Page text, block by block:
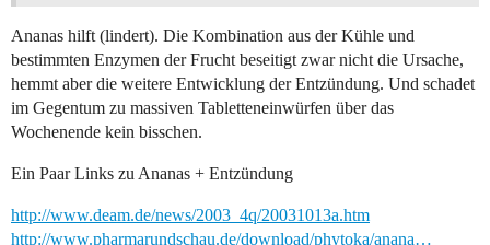
Ananas hilft (lindert). Die Kombination aus der Kühle und
bestimmten Enzymen der Frucht beseitigt zwar nicht die Ursache,
hemmt aber die weitere Entwicklung der Entzündung. Und schadet
im Gegentum zu massiven Tabletteneinwürfen über das
Wochenende kein bisschen.
Ein Paar Links zu Ananas + Entzündung
http://www.deam.de/news/2003_4q/20031013a.htm
http://www.pharmarundschau.de/download/phytoka/anana…